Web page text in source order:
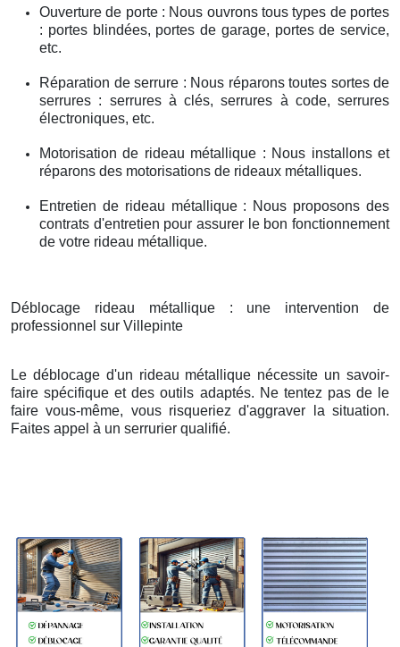
Ouverture de porte : Nous ouvrons tous types de portes
: portes blindées, portes de garage, portes de service,
etc.
Réparation de serrure : Nous réparons toutes sortes de
serrures : serrures à clés, serrures à code, serrures
électroniques, etc.
Motorisation de rideau métallique : Nous installons et
réparons des motorisations de rideaux métalliques.
Entretien de rideau métallique : Nous proposons des
contrats d'entretien pour assurer le bon fonctionnement
de votre rideau métallique.
Déblocage rideau métallique : une intervention de
professionnel sur Villepinte
Le déblocage d'un rideau métallique nécessite un savoir-
faire spécifique et des outils adaptés. Ne tentez pas de le
faire vous-même, vous risqueriez d'aggraver la situation.
Faites appel à un serrurier qualifié.